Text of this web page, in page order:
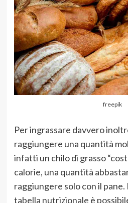
freepik
Per ingrassare davvero
raggiungere una quantità
infatti un chilo di grasso
calorie, una quantità
raggiungere solo con il
tabella nutrizionale è